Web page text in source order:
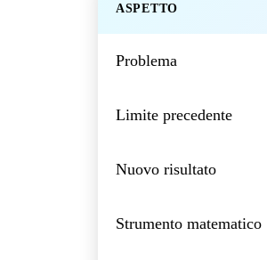
ASPETTO
Problema
Limite precedente
Nuovo risultato
Strumento matematico